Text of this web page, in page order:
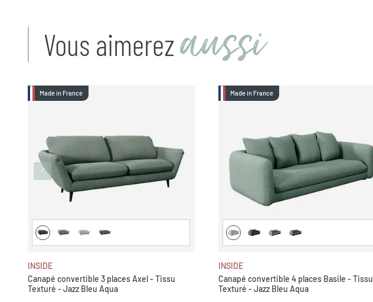
Vous aimerez aussi
Made in France
INSIDE
Canapé convertible 3 places Axel - Tissu
Texturé - Jazz Bleu Aqua
Made in France
INSIDE
Canapé convertible 4 places Basile - Tissu
Texturé - Jazz Bleu Aqua